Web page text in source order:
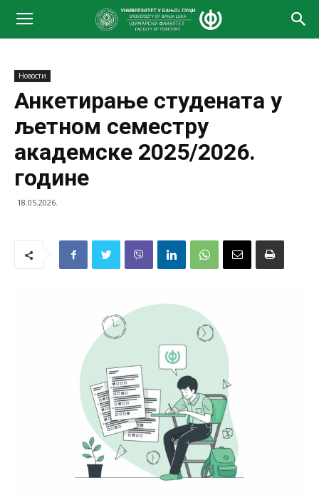
Новости
Анкетирање студената у
љетном семестру
академске 2025/2026.
године
18.05.2026.